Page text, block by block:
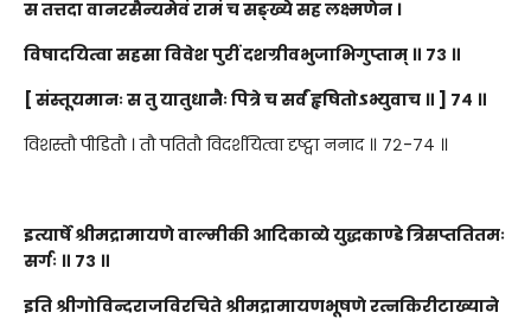
स तत्तदा वानरसैन्यमेवं रामं च सङ्ख्ये सह लक्ष्मणेन ।
विषादयित्वा सहसा विवेश पुरीं दशग्रीवभुजाभिगुप्ताम् ॥ ७३ ॥
[ संस्तूयमानः स तु यातुधानैः पित्रे च सर्वं हृषितोऽभ्युवाच ॥ ] ७४ ॥
विशस्तौ पीडितौ । तौ पतितौ विदर्शयित्वा दृष्ट्वा ननाद ॥ ७२-७४ ॥
इत्यार्षे श्रीमद्रामायणे वाल्मीकी आदिकाव्ये युद्धकाण्डे त्रिसप्ततितमः
सर्गः ॥ ७३ ॥
इति श्रीगोविन्दराजविरचिते श्रीमद्रामायणभूषणे रत्नकिरीटाख्याने